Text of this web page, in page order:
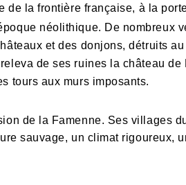
la frontière française, à la
néolithique. De nombreux
et des donjons, détruits
de ses ruines la château
tours aux murs imposants.
de la Famenne. Ses villages
sauvage, un climat rigoureux,